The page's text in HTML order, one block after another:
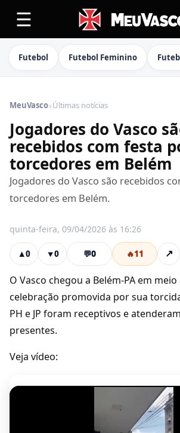
☰
Futebol Futebol Feminino
MeuVasco›Últimas notícias
Jogadores do Vasco
recebidos com festa
torcedores em Belém
Jogadores do Vasco são recebidos
torcedores em Belém.
quinta-feira, 09/04/2026 às 16:26
▲0 ▼0 💬0 🔥11 ↗
O Vasco chegou a Belém-PA em meio
celebração promovida por sua
PH e JP foram receptivos e
presentes.
Veja vídeo: